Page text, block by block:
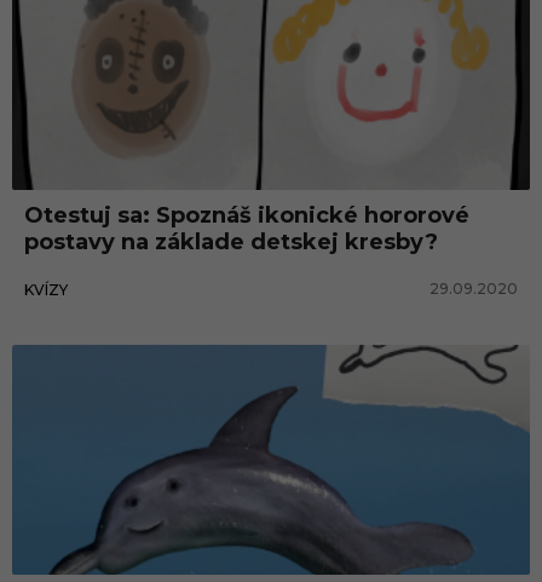
Otestuj sa: Spoznáš ikonické hororové
postavy na základe detskej kresby?
KVÍZY 29.09.2020